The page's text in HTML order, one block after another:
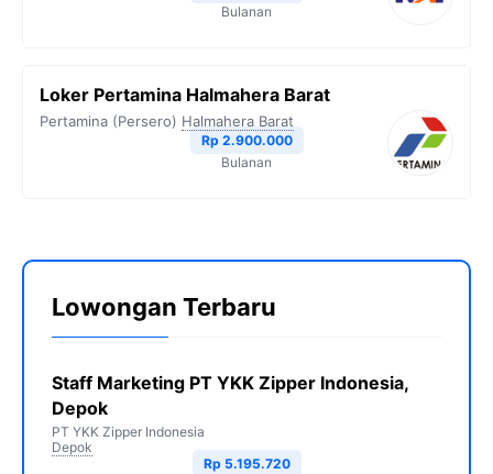
Bulanan
Loker Pertamina Halmahera Barat
Pertamina (Persero) Halmahera Barat
Rp 2.900.000
Bulanan
Lowongan Terbaru
Staff Marketing PT YKK Zipper Indonesia,
Depok
PT YKK Zipper Indonesia
Depok
Rp 5.195.720